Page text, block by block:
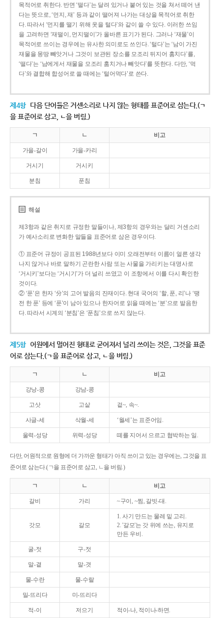
목적어로 취한다. 반면 ‘떨다’는 달려 있거나 붙어 있는 것을 쳐서 떼어 낸
다는 뜻으로, ‘먼지, 재’ 등과 같이 떨어져 나가는 대상을 목적어로 취한
다. 따라서 ‘먼지를 떨기 위해 옷을 털다’와 같이 쓸 수 있다. 이러한 쓰임
을 고려하면 ‘재떨이, 먼지떨이’가 올바른 표기가 된다. 그러나 ‘재물’이
목적어로 쓰이는 경우에는 유사한 의미로도 쓰인다. ‘털다’는 ‘남이 가진
재물을 몽땅 빼앗거나 그것이 보관된 장소를 모조리 뒤지어 훔치다’를,
‘떨다’는 ‘남에게서 재물을 모조리 훔치거나 빼앗다’를 뜻한다. 다만, ‘먹
다’와 결합해 합성어로 쓸 때에는 ‘털어먹다’로 쓴다.
제4항 다음 단어들은 거센소리로 나지 않는 형태를 표준어로 삼는다.(ㄱ
을 표준어로 삼고, ㄴ을 버림.)
ㄱ ㄴ 비고
가을-갈이 가을-카리
거시기 거시키
분침 푼침
해설
제3항과 같은 취지로 규정한 말들이나, 제3항의 경우와는 달리 거센소리
가 예사소리로 변화한 말들을 표준어로 삼은 경우이다.
① 표준어 규정이 공표된 1988년보다 이미 오래전부터 이름이 얼른 생각
나지 않거나 바로 말하기 곤란한 사람 또는 사물을 가리키는 대명사로
‘거시키’보다는 ‘거시기’가 더 널리 쓰였고 이 조항에서 이를 다시 확인한
것이다.
② ‘푼’은 한자 ‘分’의 고어 발음의 잔재이다. 현대 국어의 ‘할, 푼, 리’나 ‘땡
전 한 푼’ 등에 ‘푼’이 남아 있으나 한자어로 읽을 때에는 ‘분’으로 발음한
다. 따라서 시계의 ‘분침’은 ‘푼침’으로 쓰지 않는다.
제5항 어원에서 멀어진 형태로 굳어져서 널리 쓰이는 것은, 그것을 표준
어로 삼는다.(ㄱ을 표준어로 삼고, ㄴ을 버림.)
ㄱ ㄴ 비고
강낭-콩 강남-콩
고삿 고샅 겉~, 속~.
사글-세 삭월-세 ‘월세’는 표준어임.
울력-성당 위력-성당 떼를 지어서 으르고 협박하는 일.
다만, 어원적으로 원형에 더 가까운 형태가 아직 쓰이고 있는 경우에는, 그것을 표
준어로 삼는다.(ㄱ을 표준어로 삼고, ㄴ을 버림.)
ㄱ ㄴ 비고
갈비 가리 ~구이, ~찜, 갈빗-대.
갓모 갈모
1. 사기 만드는 물레 밑 고리.
2. '갈모'는 갓 위에 쓰는, 유지로
만든 우비.
굴-젓 구-젓
말-곁 말-겻
물-수란 물-수랄
밀-뜨리다 미-뜨리다
적-이 저으기 적이-나, 적이나-하면.